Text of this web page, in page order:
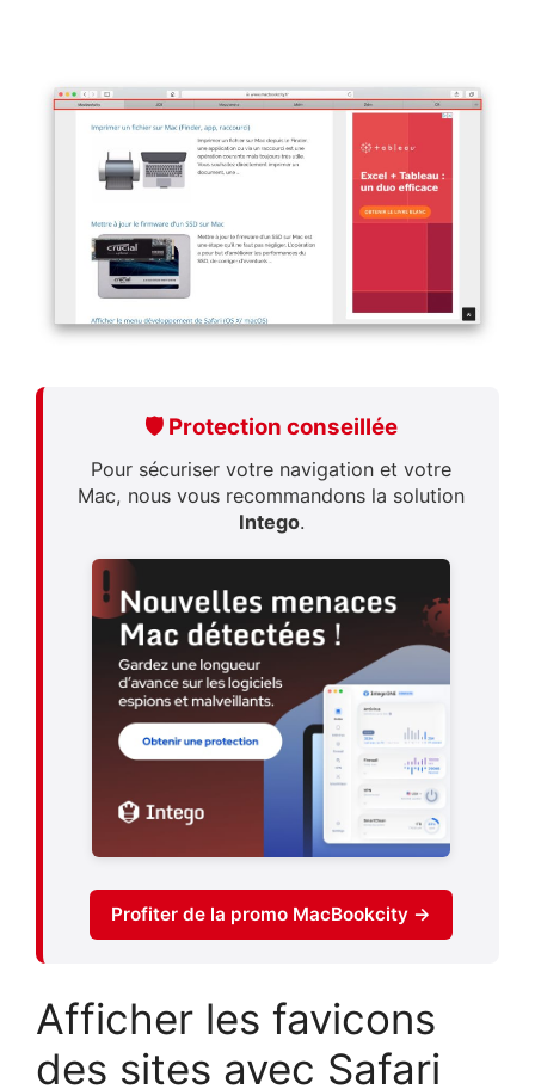
🛡️ Protection conseillée
Pour sécuriser votre navigation et votre
Mac, nous vous recommandons la solution
Intego.
Profiter de la promo MacBookcity →
Afficher les favicons
des sites avec Safari